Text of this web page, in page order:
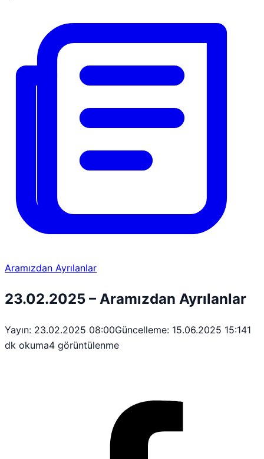
Aramızdan Ayrılanlar
23.02.2025 – Aramızdan Ayrılanlar
Yayın: 23.02.2025 08:00Güncelleme: 15.06.2025 15:141
dk okuma4 görüntülenme